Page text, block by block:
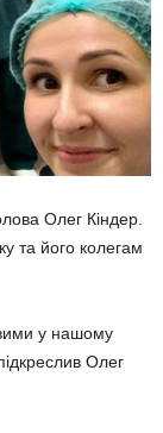
Олег Кіндер.
та його колегам
у нашому
Олег